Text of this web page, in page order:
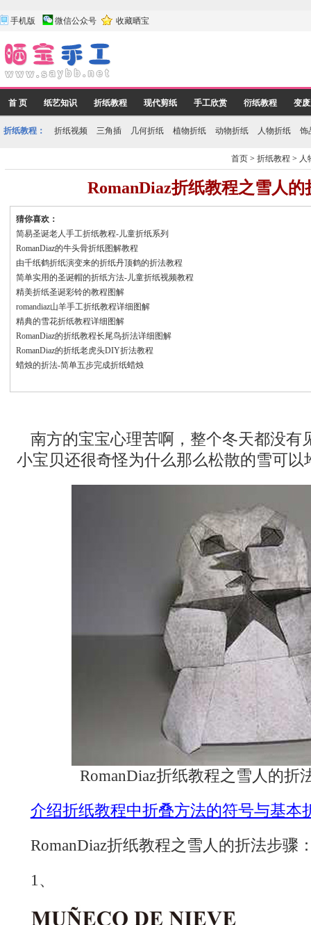
手机版 微信公众号 收藏晒宝
首 页 纸艺知识 折纸教程 现代剪纸 手工欣赏 衍纸教程 变
折纸教程： 折纸视频 三角插 几何折纸 植物折纸 动物折纸 人物折纸 饰
首页 >折纸教程 > 人
RomanDiaz折纸教程之雪人的
猜你喜欢：
简易圣诞老人手工折纸教程-儿童折纸系列
RomanDiaz的牛头骨折纸图解教程
由千纸鹤折纸演变来的折纸丹顶鹤的折法教程
简单实用的圣诞帽的折纸方法-儿童折纸视频教程
精美折纸圣诞彩铃的教程图解
romandiaz山羊手工折纸教程详细图解
精典的雪花折纸教程详细图解
RomanDiaz的折纸教程长尾鸟折法详细图解
RomanDiaz的折纸老虎头DIY折法教程
蜡烛的折法-简单五步完成折纸蜡烛
南方的宝宝心理苦啊，整个冬天都没有
小宝贝还很奇怪为什么那么松散的雪可以
RomanDiaz折纸教程之雪人的折
介绍折纸教程中折叠方法的符号与基本
RomanDiaz折纸教程之雪人的折法步骤
1、